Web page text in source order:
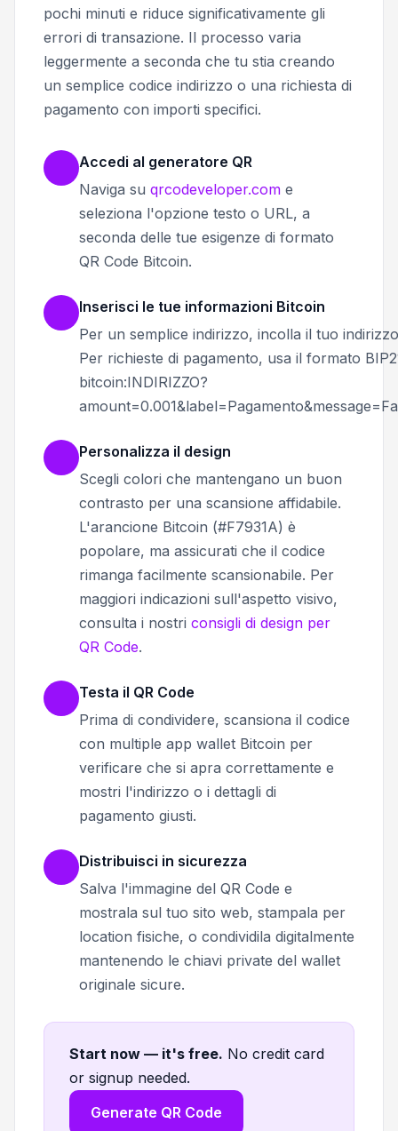
pochi minuti e riduce significativamente gli
errori di transazione. Il processo varia
leggermente a seconda che tu stia creando
un semplice codice indirizzo o una richiesta di
pagamento con importi specifici.
Accedi al generatore QR
Naviga su qrcodeveloper.com e
seleziona l'opzione testo o URL, a
seconda delle tue esigenze di formato
QR Code Bitcoin.
Inserisci le tue informazioni Bitcoin
Per un semplice indirizzo, incolla il tuo
Per richieste di pagamento, usa il formato
bitcoin:INDIRIZZO?
Personalizza il design
Scegli colori che mantengano un buon
contrasto per una scansione affidabile.
L'arancione Bitcoin (#F7931A) è
popolare, ma assicurati che il codice
rimanga facilmente scansionabile. Per
maggiori indicazioni sull'aspetto visivo,
consulta i nostri consigli di design per
QR Code.
Testa il QR Code
Prima di condividere, scansiona il codice
con multiple app wallet Bitcoin per
verificare che si apra correttamente e
mostri l'indirizzo o i dettagli di
pagamento giusti.
Distribuisci in sicurezza
Salva l'immagine del QR Code e
mostrala sul tuo sito web, stampala per
location fisiche, o condividila digitalmente
mantenendo le chiavi private del wallet
originale sicure.
Start now — it's free. No credit card
or signup needed.
Generate QR Code